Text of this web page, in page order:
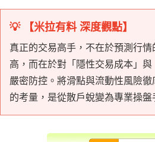
💡 【米拉有料 深度觀點】
真正的交易高手，不在於預測行情
高，而在於對「隱性交易成本」與
嚴密防控。將滑點與流動性風險
的考量，是從散戶蛻變為專業操盤